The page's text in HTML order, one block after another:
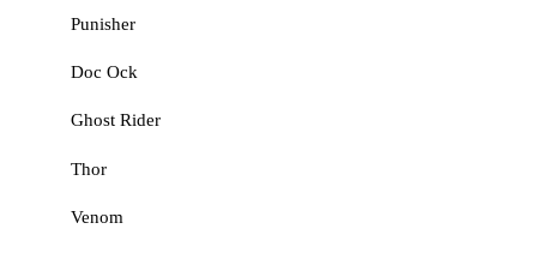
Punisher
Doc Ock
Ghost Rider
Thor
Venom